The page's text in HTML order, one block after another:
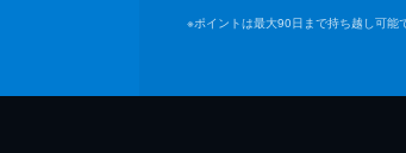
※ポイントは最大90日まで持ち越し可能